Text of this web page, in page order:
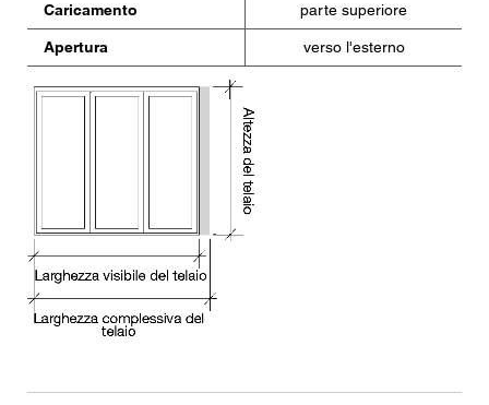
Caricamento parte superiore
Apertura verso l'esterno